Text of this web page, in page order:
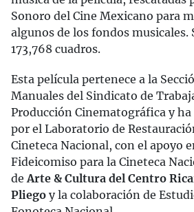
Sonoro del Cine Mexicano para
algunos de los fondos musicales.
173,768 cuadros.
Esta película pertenece a la
Manuales del Sindicato de
Producción Cinematográfica y
por el Laboratorio de
Cineteca Nacional, con el apoyo
Fideicomiso para la Cineteca
deArte & Cultura del Centro
Pliego y la colaboración de